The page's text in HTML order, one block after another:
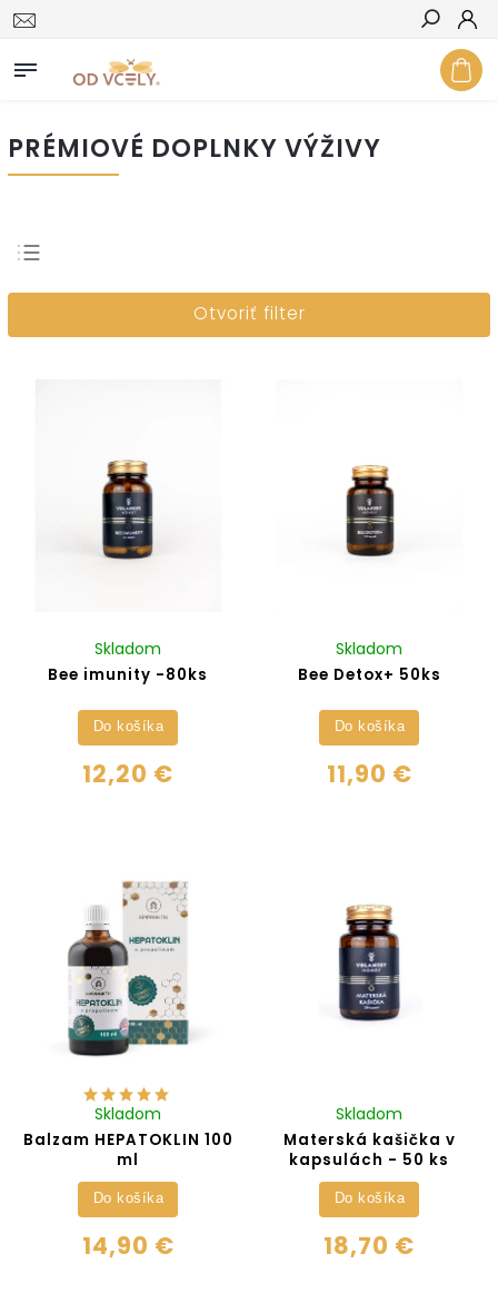
Hľadať
PRÉMIOVÉ DOPLNKY VÝŽIVY
Najpredávanejšie
Otvoriť filter
Bee imunity -80ks
Skladom
12,20 €
Do košíka
Bee Detox+ 50ks
Skladom
11,90 €
Do košíka
Balzam HEPATOKLIN 100
ml
Skladom
14,90 €
Do košíka
Materská kašička v
kapsulách - 50 ks
Skladom
18,70 €
Do košíka